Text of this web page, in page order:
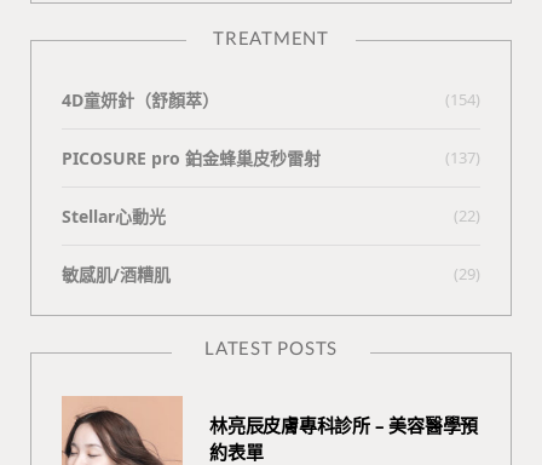
TREATMENT
4D童妍針（舒顏萃） (154)
PICOSURE pro 鉑金蜂巢皮秒雷射 (137)
Stellar心動光 (22)
敏感肌/酒糟肌 (29)
LATEST POSTS
林亮辰皮膚專科診所 – 美容醫學預
約表單